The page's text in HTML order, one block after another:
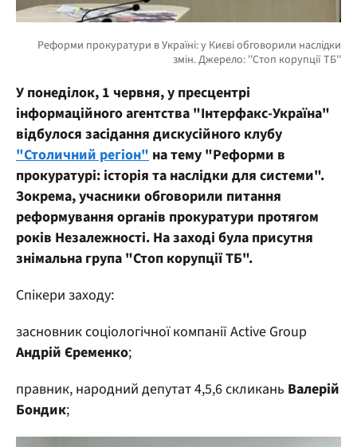
У понеділок, 1 червня, у пресцентрі
інформаційного агентства "Інтерфакс-Україна"
відбулося засідання дискусійного клубу
"Столичний регіон" на тему "Реформи в
прокуратурі: історія та наслідки для системи".
Зокрема, учасники обговорили питання
реформування органів прокуратури протягом
років Незалежності. На заході була присутня
знімальна група "Стоп корупції ТБ".
Спікери заходу:
засновник соціологічної компанії Active Group
Андрій Єременко;
правник, народний депутат 4,5,6 скликань Валерій
Бондик;